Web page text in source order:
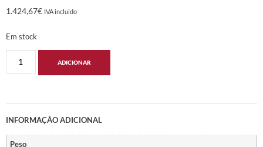
1.424,67€ IVA incluido
Em stock
ADICIONAR
INFORMAÇÃO ADICIONAL
Peso